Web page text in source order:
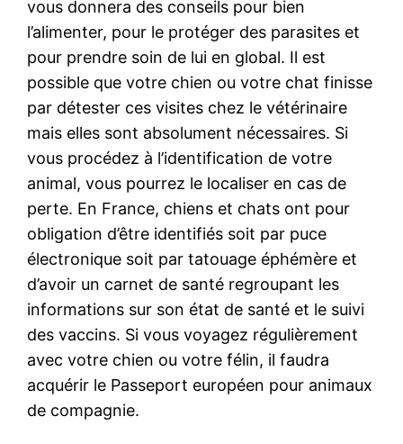
vous donnera des conseils pour bien
l’alimenter, pour le protéger des parasites et
pour prendre soin de lui en global. Il est
possible que votre chien ou votre chat finisse
par détester ces visites chez le vétérinaire
mais elles sont absolument nécessaires. Si
vous procédez à l’identification de votre
animal, vous pourrez le localiser en cas de
perte. En France, chiens et chats ont pour
obligation d’être identifiés soit par puce
électronique soit par tatouage éphémère et
d’avoir un carnet de santé regroupant les
informations sur son état de santé et le suivi
des vaccins. Si vous voyagez régulièrement
avec votre chien ou votre félin, il faudra
acquérir le Passeport européen pour animaux
de compagnie.